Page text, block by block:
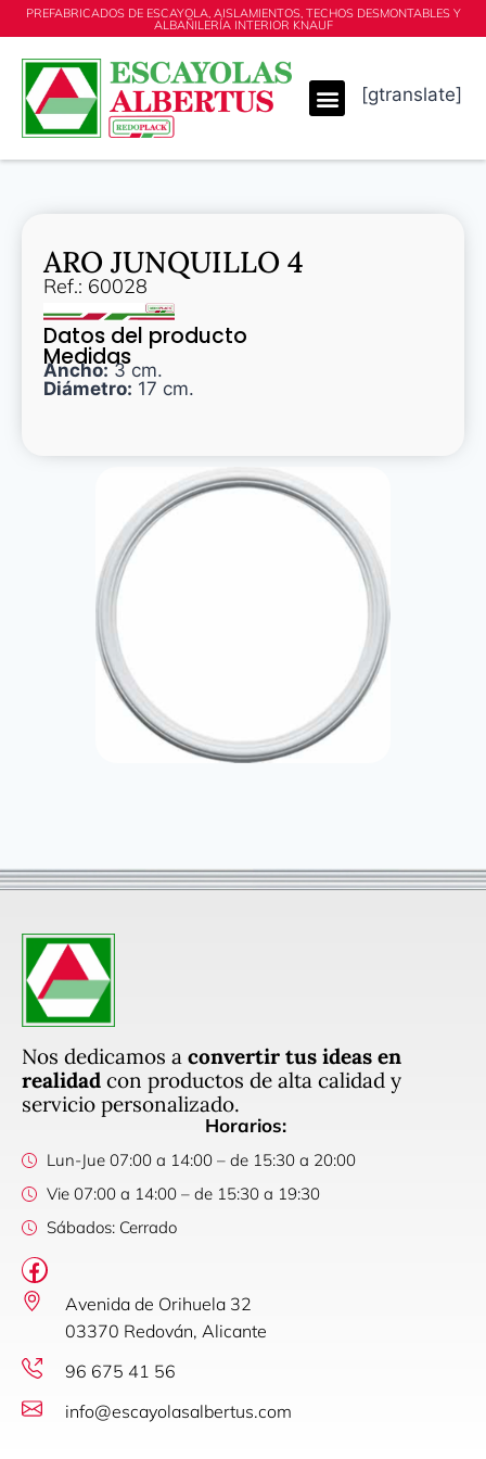
PREFABRICADOS DE ESCAYOLA, AISLAMIENTOS, TECHOS DESMONTABLES Y
ALBAÑILERÍA INTERIOR KNAUF
[gtranslate]
ARO JUNQUILLO 4
Ref.: 60028
Datos del producto
Medidas
Ancho:3 cm.
Diámetro: 17 cm.
Nos dedicamos a convertir tus ideas en
realidad con productos de alta calidad y
servicio personalizado.
Horarios:
Lun-Jue 07:00 a 14:00 – de 15:30 a 20:00
Vie 07:00 a 14:00 – de 15:30 a 19:30
Sábados: Cerrado
Avenida de Orihuela 32
03370 Redován, Alicante
96 675 41 56
info@escayolasalbertus.com